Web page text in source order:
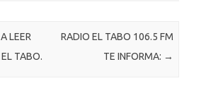
c
LEER
TABO.
RADIO EL TABO 106.5 FM
TE INFORMA: →